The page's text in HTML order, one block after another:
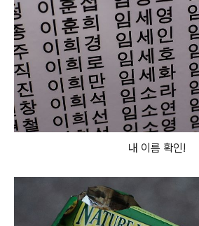
내 이름 확인!